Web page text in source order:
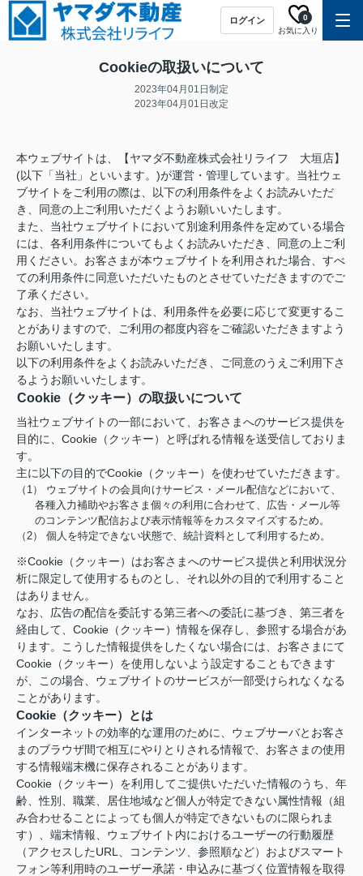
ログイン
お気に入り
0
Cookieの取扱いについて
2023年04月01日制定
2023年04月01日改定
本ウェブサイトは、【ヤマダ不動産株式会社リライフ 大垣店】
(以下「当社」といいます。)が運営・管理しています。当社ウェ
ブサイトをご利用の際は、以下の利用条件をよくお読みいただ
き、同意の上ご利用いただくようお願いいたします。
また、当社ウェブサイトにおいて別途利用条件を定めている場合
には、各利用条件についてもよくお読みいただき、同意の上ご利
用ください。お客さまが本ウェブサイトを利用された場合、すべ
ての利用条件に同意いただいたものとさせていただきますのでご
了承ください。
なお、当社ウェブサイトは、利用条件を必要に応じて変更するこ
とがありますので、ご利用の都度内容をご確認いただきますよう
お願いいたします。
以下の利用条件をよくお読みいただき、ご同意のうえご利用下さ
るようお願いいたします。
Cookie（クッキー）の取扱いについて
当社ウェブサイトの一部において、お客さまへのサービス提供を
目的に、Cookie（クッキー）と呼ばれる情報を送受信しておりま
す。
主に以下の目的でCookie（クッキー）を使わせていただきます。
（1） ウェブサイトの会員向けサービス・メール配信などにおいて、
各種入力補助やお客さま個々の利用に合わせて、広告・メール等
のコンテンツ配信および表示情報等をカスタマイズするため。
（2） 個人を特定できない状態で、統計資料として利用するため。
※Cookie（クッキー）はお客さまへのサービス提供と利用状況分
析に限定して使用するものとし、それ以外の目的で利用すること
はありません。
なお、広告の配信を委託する第三者への委託に基づき、第三者を
経由して、Cookie（クッキー）情報を保存し、参照する場合があ
ります。こうした情報提供をしたくない場合には、お客さまにて
Cookie（クッキー）を使用しないよう設定することもできます
が、この場合、ウェブサイトのサービスが一部受けられなくなる
ことがあります。
Cookie（クッキー）とは
インターネットの効率的な運用のために、ウェブサーバとお客さ
まのブラウザ間で相互にやりとりされる情報で、お客さまの使用
する情報端末機に保存されることがあります。
Cookie（クッキー）を利用してご提供いただいた情報のうち、年
齢、性別、職業、居住地域など個人が特定できない属性情報（組
み合わせることによっても個人が特定できないものに限られま
す）、端末情報、ウェブサイト内におけるユーザーの行動履歴
（アクセスしたURL、コンテンツ、参照順など）およびスマート
フォン等利用時のユーザー承諾・申込みに基づく位置情報を取得